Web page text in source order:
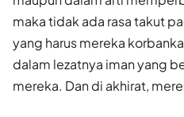
maka tidak ada rasa takut
yang harus mereka
dalam lezatnya iman yang
mereka. Dan di akhirat,